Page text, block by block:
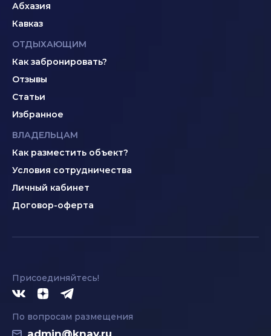
Абхазия
Кавказ
ОТДЫХАЮЩИМ
Как забронировать?
Отзывы
Статьи
Избранное
ВЛАДЕЛЬЦАМ
Как разместить объект?
Условия сотрудничества
Личный кабинет
Договор-оферта
Присоединяйтесь!
По вопросам размещения
admin@knay.ru